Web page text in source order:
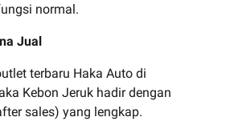
normal.
Jual
terbaru Haka Auto di
Kebon Jeruk hadir dengan
sales) yang lengkap.